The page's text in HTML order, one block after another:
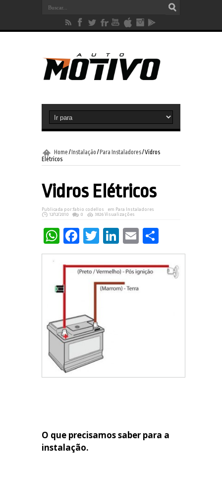
Home / Instalação / Para Instaladores/Vidros
Elétricos
Vidros Elétricos
Publicada por:fabio codellos em Para Instaladores
12/12/2010
0 3826 Visualizações
WhatsApp
Facebook
Twitter
LinkedIn
Email
O que precisamos saber para a
instalação.